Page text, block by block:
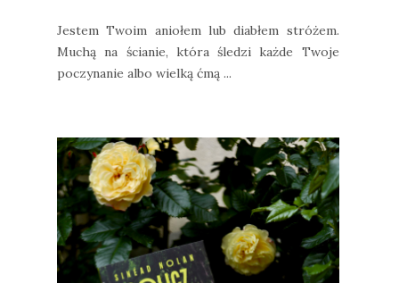
Jestem Twoim aniołem lub diabłem stróżem.
Muchą na ścianie, która śledzi każde Twoje
poczynanie albo wielką ćmą ...